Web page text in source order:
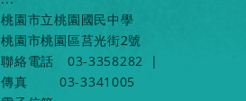
桃園市立桃園國民中學
桃園市桃園區莒光街2號
聯絡電話
03-3358282
|
傳真
03-3341005